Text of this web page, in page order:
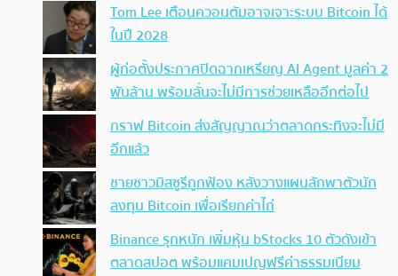
Tom Lee เตือนควอนตัมอาจเจาะระบบ Bitcoin ได้
ในปี 2028
ผู้ก่อตั้งประกาศปิดฉากเหรียญ AI Agent มูลค่า 2
พันล้าน พร้อมลั่นจะไม่มีการช่วยเหลืออีกต่อไป
กราฟ Bitcoin ส่งสัญญาณว่าตลาดกระทิงจะไม่มี
อีกแล้ว
ชายชาวมิสซูรีถูกฟ้อง หลังวางแผนลักพาตัวนัก
ลงทุน Bitcoin เพื่อเรียกค่าไถ่
Binance รุกหนัก เพิ่มหุ้น bStocks 10 ตัวดังเข้า
ตลาดสปอต พร้อมแคมเปญฟรีค่าธรรมเนียม